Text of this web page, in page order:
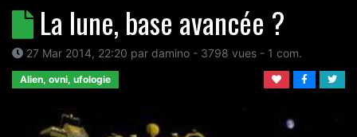
La lune, base avancée ?
27 Mar 2014, 22:20 par damino - 3798 vues - 1 com.
Alien, ovni, ufologie